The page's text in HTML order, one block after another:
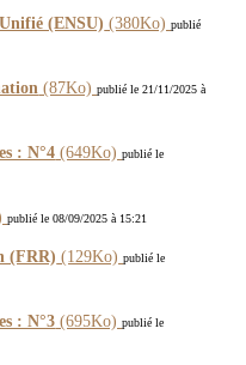
(ENSU) (380Ko)publié
(87Ko)publié le 21/11/2025 à
: N°4 (649Ko)publié le
publié le 08/09/2025 à 15:21
(FRR) (129Ko)publié le
: N°3 (695Ko)publié le